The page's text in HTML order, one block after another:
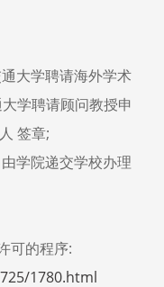
大学聘请海外学术
学聘请顾问教授申
签章;
学院递交学校办理
可的程序:
1780.html